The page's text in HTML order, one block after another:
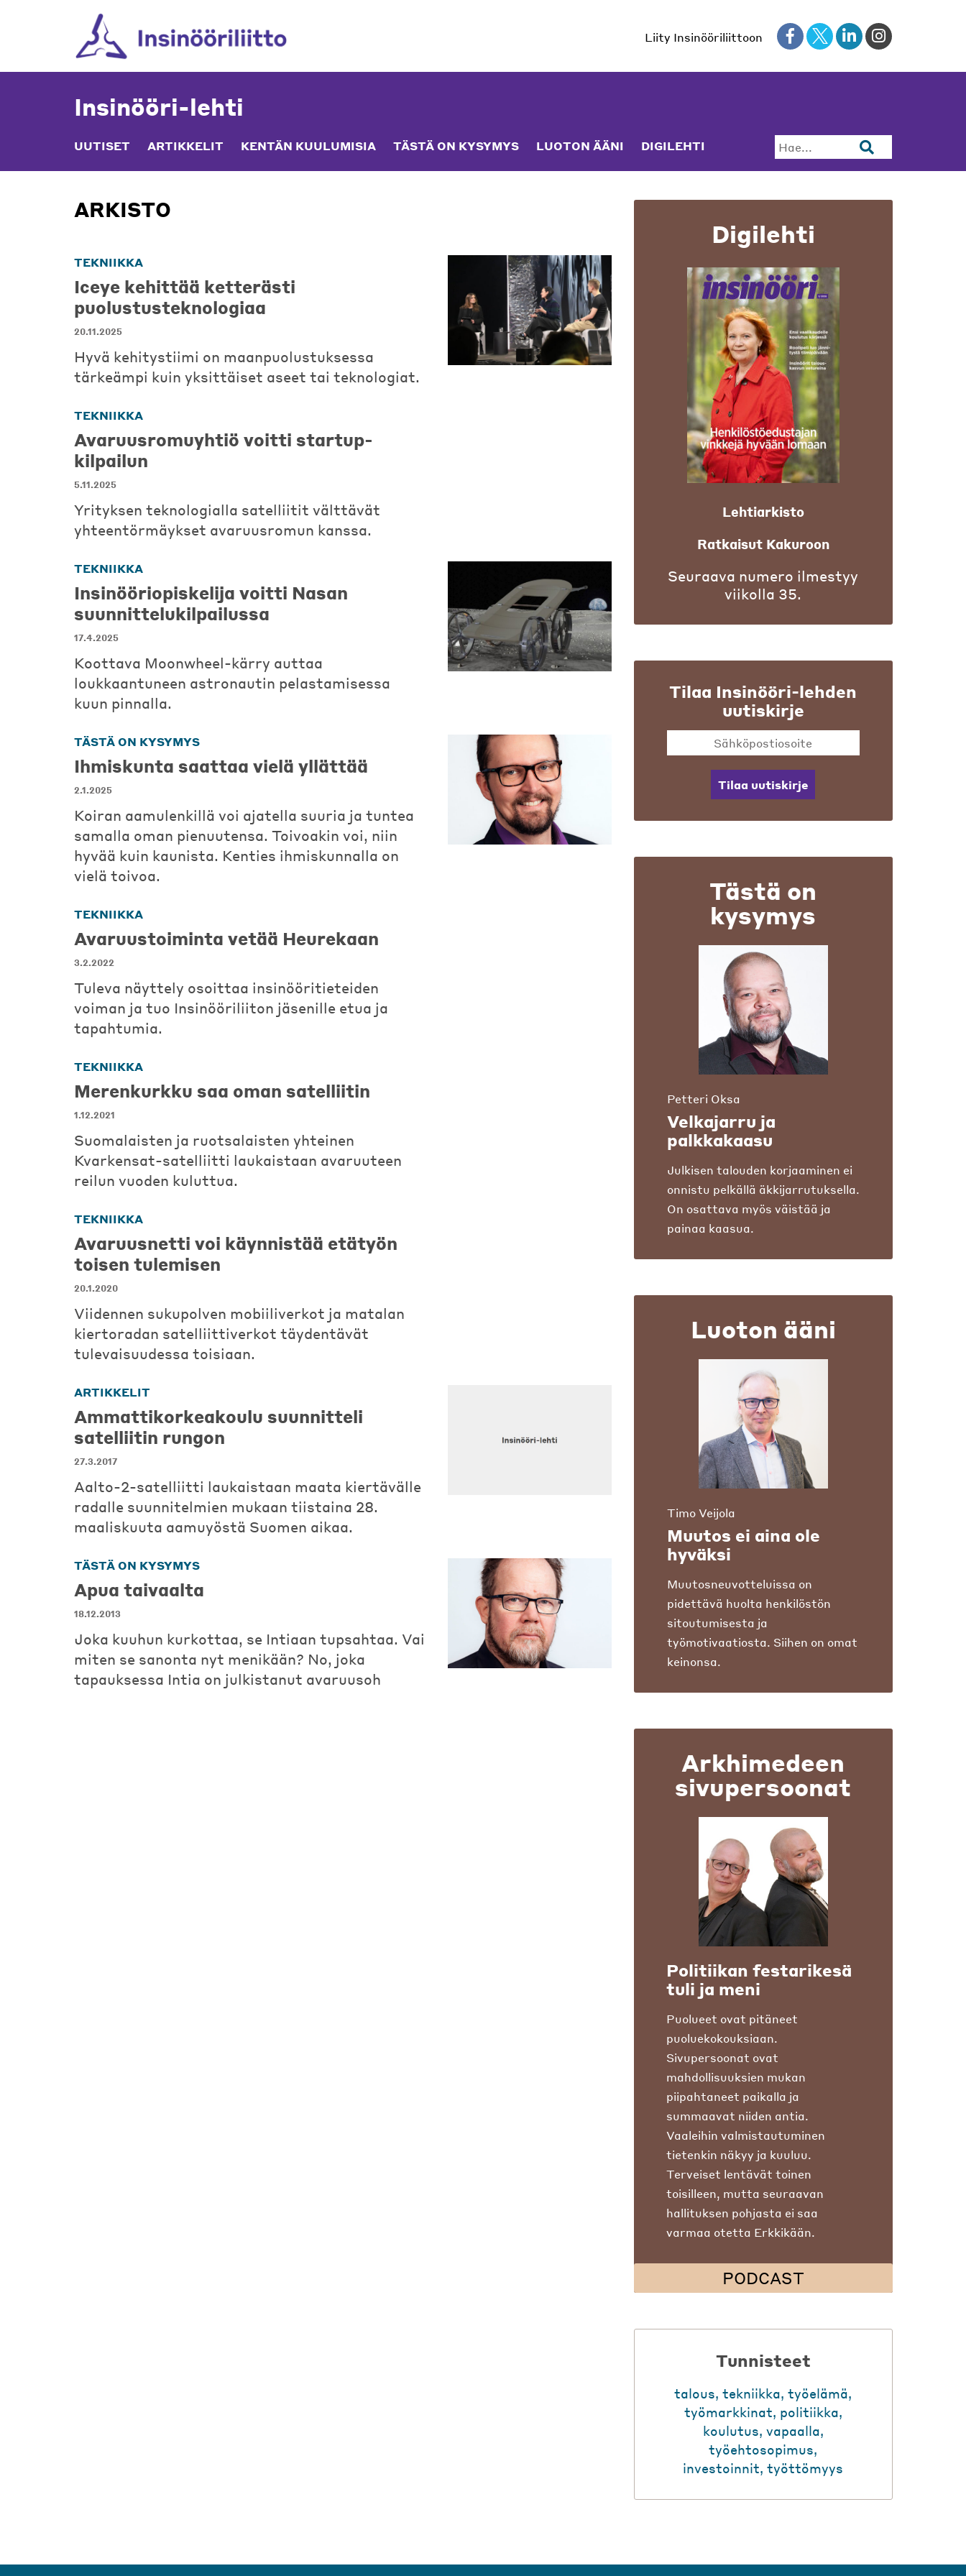
Liity Insinööriliittoon
Insinööri-lehti
UUTISET ARTIKKELIT KENTÄN KUULUMISIA TÄSTÄ ON KYSYMYS LUOTON ÄÄNI DIGILEHTI Hae...
ARKISTO
TEKNIIKKA
Iceye kehittää ketterästi
puolustusteknologiaa
20.11.2025
Hyvä kehitystiimi on maanpuolustuksessa
tärkeämpi kuin yksittäiset aseet tai teknologiat.
TEKNIIKKA
Avaruusromuyhtiö voitti startup-
kilpailun
5.11.2025
Yrityksen teknologialla satelliitit välttävät
yhteentörmäykset avaruusromun kanssa.
TEKNIIKKA
Insinööriopiskelija voitti Nasan
suunnittelukilpailussa
17.4.2025
Koottava Moonwheel-kärry auttaa
loukkaantuneen astronautin pelastamisessa
kuun pinnalla.
TÄSTÄ ON KYSYMYS
Ihmiskunta saattaa vielä yllättää
2.1.2025
Koiran aamulenkillä voi ajatella suuria ja tuntea
samalla oman pienuutensa. Toivoakin voi, niin
hyvää kuin kaunista. Kenties ihmiskunnalla on
vielä toivoa.
TEKNIIKKA
Avaruustoiminta vetää Heurekaan
3.2.2022
Tuleva näyttely osoittaa insinööritieteiden
voiman ja tuo Insinööriliiton jäsenille etua ja
tapahtumia.
TEKNIIKKA
Merenkurkku saa oman satelliitin
1.12.2021
Suomalaisten ja ruotsalaisten yhteinen
Kvarkensat-satelliitti laukaistaan avaruuteen
reilun vuoden kuluttua.
TEKNIIKKA
Avaruusnetti voi käynnistää etätyön
toisen tulemisen
20.1.2020
Viidennen sukupolven mobiiliverkot ja matalan
kiertoradan satelliittiverkot täydentävät
tulevaisuudessa toisiaan.
ARTIKKELIT
Ammattikorkeakoulu suunnitteli
satelliitin rungon
27.3.2017
Aalto-2-satelliitti laukaistaan maata kiertävälle
radalle suunnitelmien mukaan tiistaina 28.
maaliskuuta aamuyöstä Suomen aikaa.
TÄSTÄ ON KYSYMYS
Apua taivaalta
18.12.2013
Joka kuuhun kurkottaa, se Intiaan tupsahtaa. Vai
miten se sanonta nyt menikään? No, joka
tapauksessa Intia on julkistanut avaruusoh
Digilehti
Lehtiarkisto
Ratkaisut Kakuroon
Seuraava numero ilmestyy
viikolla 35.
Tilaa Insinööri-lehden
uutiskirje
Tilaa uutiskirje
Tästä on
kysymys
Petteri Oksa
Velkajarru ja
palkkakaasu
Julkisen talouden korjaaminen ei
onnistu pelkällä äkkijarrutuksella.
On osattava myös väistää ja
painaa kaasua.
Luoton ääni
Timo Veijola
Muutos ei aina ole
hyväksi
Muutosneuvotteluissa on
pidettävä huolta henkilöstön
sitoutumisesta ja
työmotivaatiosta. Siihen on omat
keinonsa.
Arkhimedeen
sivupersoonat
Politiikan festarikesä
tuli ja meni
Puolueet ovat pitäneet
puoluekokouksiaan.
Sivupersoonat ovat
mahdollisuuksien mukan
piipahtaneet paikalla ja
summaavat niiden antia.
Vaaleihin valmistautuminen
tietenkin näkyy ja kuuluu.
Terveiset lentävät toinen
toisilleen, mutta seuraavan
hallituksen pohjasta ei saa
varmaa otetta Erkkikään.
PODCAST
Tunnisteet
talous,tekniikka,työelämä,
työmarkkinat, politiikka,
koulutus, vapaalla,
työehtosopimus,
investoinnit,työttömyys